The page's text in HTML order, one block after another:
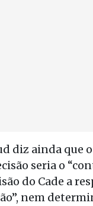
diz ainda
seria o
do Cade a
nem